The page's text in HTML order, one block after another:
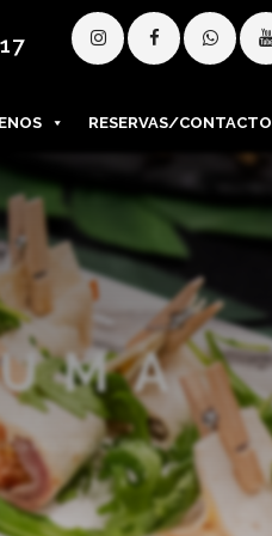
RESERVAS/CONTACTO
>PICOTEO CÚRCUMA